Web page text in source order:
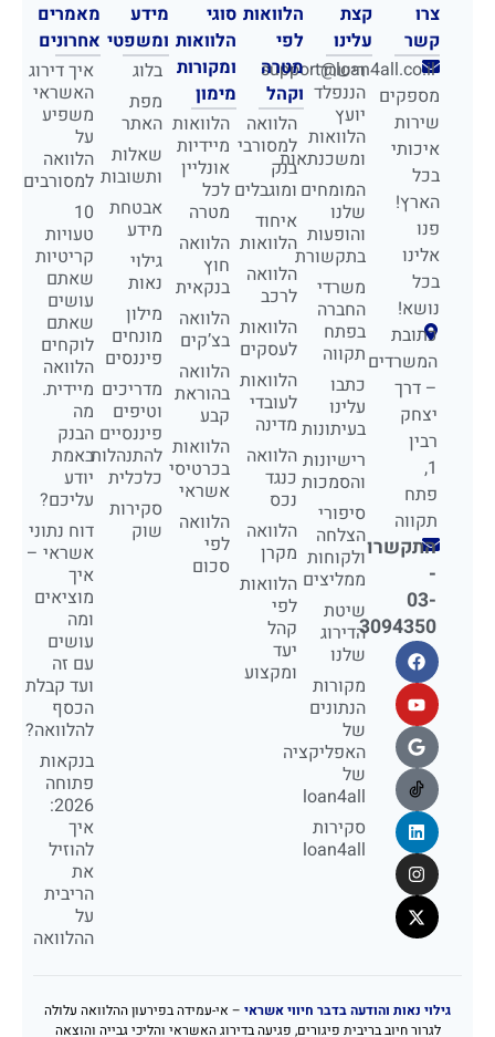
צרו
קשר
support@loan4all.co.il
מספקים
שירות
איכותי
בכל
הארץ!
פנו
אלינו
בכל
נושא!
כתובת
המשרדים
– דרך
יצחק
רבין
1,
פתח
תקווה
התקשרו
-
03-
3094350
קצת
עלינו
רישרד
הננפלד
יועץ
הלוואות
ומשכנתאות
המומחים
שלנו
והופעות
בתקשורת
משרדי
החברה
בפתח
תקווה
כתבו
עלינו
בעיתונות
רישיונות
והסמכות
סיפורי
הצלחה
ולקוחות
ממליצים
שיטת
הדירוג
שלנו
מקורות
הנתונים
של
האפליקציה
של
loan4all
סקירות
loan4all
הלוואות
לפי
מטרה
וקהל
הלוואה
למסורבי
בנק
ומוגבלים
איחוד
הלוואות
הלוואה
לרכב
הלוואות
לעסקים
הלוואות
לעובדי
מדינה
הלוואה
כנגד
נכס
הלוואה
מקרן
הלוואות
לפי
קהל
יעד
ומקצוע
סוגי
הלוואות
ומקורות
מימון
הלוואות
מיידיות
אונליין
לכל
מטרה
הלוואה
חוץ
בנקאית
הלוואה
בצ’קים
הלוואה
בהוראת
קבע
הלוואות
בכרטיסי
אשראי
הלוואה
לפי
סכום
מידע
ומשפטי
בלוג
מפת
האתר
שאלות
ותשובות
אבטחת
מידע
גילוי
נאות
מילון
מונחים
פיננסים
מדריכים
וטיפים
פיננסיים
להתנהלות
כלכלית
סקירות
שוק
מאמרים
אחרונים
איך דירוג
האשראי
משפיע
על
הלוואה
למסורבים
10
טעויות
קריטיות
שאתם
עושים
שאתם
לוקחים
הלוואה
מיידית.
מה
הבנק
באמת
יודע
עליכם?
דוח נתוני
אשראי –
איך
מוציאים
ומה
עושים
עם זה
ועד קבלת
הכסף
להלוואה?
בנקאות
פתוחה
2026:
איך
להוזיל
את
הריבית
על
ההלוואה
גילוי נאות והודעה בדבר חיווי אשראי – אי-עמידה בפירעון ההלוואה עלולה
לגרור חיוב בריבית פיגורים, פגיעה בדירוג האשראי והליכי גבייה והוצאה